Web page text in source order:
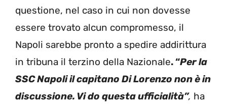
questione, nel caso in cui non dovesse
essere trovato alcun compromesso, il
Napoli sarebbe pronto a spedire addirittura
in tribuna il terzino della Nazionale. “Per la
SSC Napoli il capitano Di Lorenzo non è in
discussione. Vi do questa ufficialità”, ha